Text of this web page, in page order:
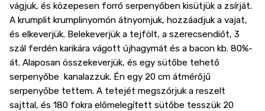
vágjuk, és közepesen forró serpenyőben kisütjük a zsírját.
A krumplit krumplinyomón átnyomjuk, hozzáadjuk a vajat,
és elkeverjük. Belekeverjük a tejfölt, a szerecsendiót, 3
szál ferdén karikára vágott újhagymát és a bacon kb. 80%-
át. Alaposan összekeverjük, és egy sütőbe tehető
serpenyőbe kanalazzuk. Én egy 20 cm átmérőjű
serpenyőbe tettem. A tetejét megszórjuk a reszelt
sajttal, és 180 fokra előmelegített sütőbe tesszük 20